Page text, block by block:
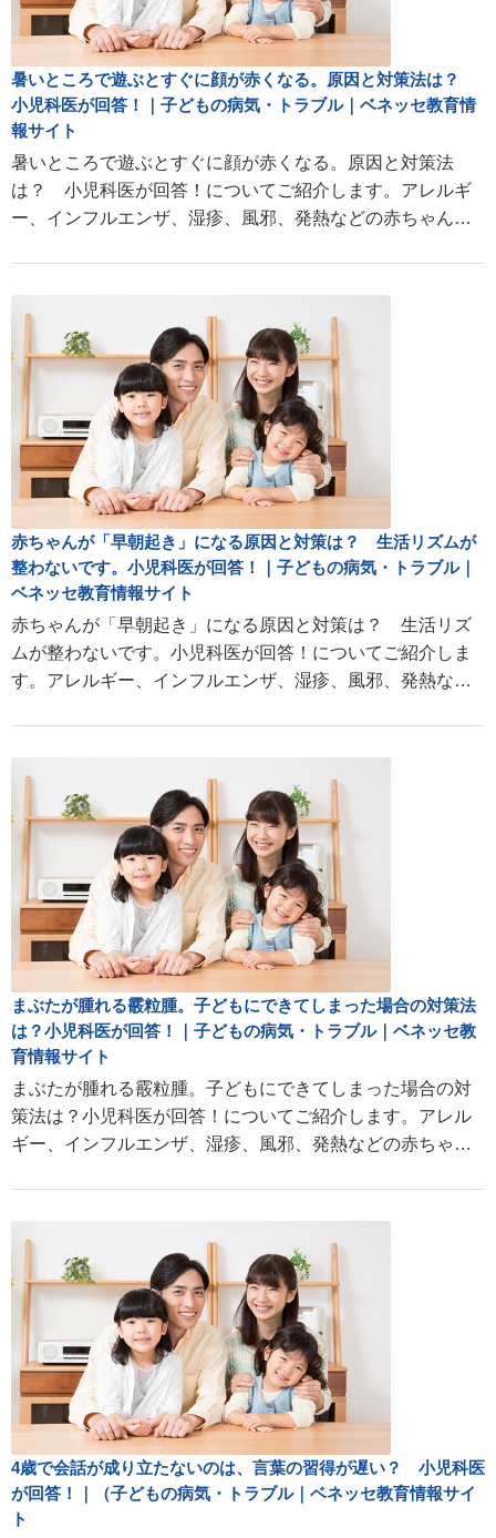
暑いところで遊ぶとすぐに顔が赤くなる。原因と対策法は？
小児科医が回答！｜子どもの病気・トラブル｜ベネッセ教育情
報サイト
暑いところで遊ぶとすぐに顔が赤くなる。原因と対策法
は？ 小児科医が回答！についてご紹介します。アレルギ
ー、インフルエンザ、湿疹、風邪、発熱などの赤ちゃん・
赤ちゃんが「早朝起き」になる原因と対策は？ 生活リズムが
整わないです。小児科医が回答！｜子どもの病気・トラブル｜
ベネッセ教育情報サイト
赤ちゃんが「早朝起き」になる原因と対策は？ 生活リズ
ムが整わないです。小児科医が回答！についてご紹介しま
す。アレルギー、インフルエンザ、湿疹、風邪、発熱など
まぶたが腫れる霰粒腫。子どもにできてしまった場合の対策法
は？小児科医が回答！｜子どもの病気・トラブル｜ベネッセ教
育情報サイト
まぶたが腫れる霰粒腫。子どもにできてしまった場合の対
策法は？小児科医が回答！についてご紹介します。アレル
ギー、インフルエンザ、湿疹、風邪、発熱などの赤ちゃ
4歳で会話が成り立たないのは、言葉の習得が遅い？ 小児科医
が回答！｜（子どもの病気・トラブル｜ベネッセ教育情報サイ
ト